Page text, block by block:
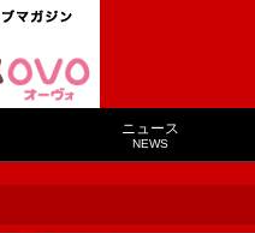
ニュース
NEWS